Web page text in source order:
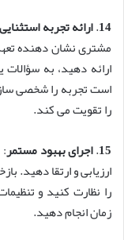
14
.ارائه تجربه
مشتری نشان دهنده
ارائه دهید، به
است تجربه را شخصی
را تقویت می کند.
15
.اجرای بهبود مستمر:
ارزیابی و ارتقا دهید.
را نظارت کنید و
زمان انجام دهید.